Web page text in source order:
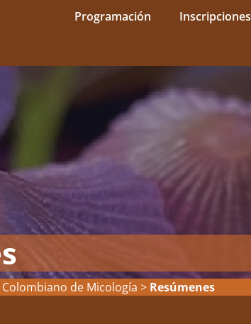
Programación Inscripciones
Colombiano de Micología > Resúmenes